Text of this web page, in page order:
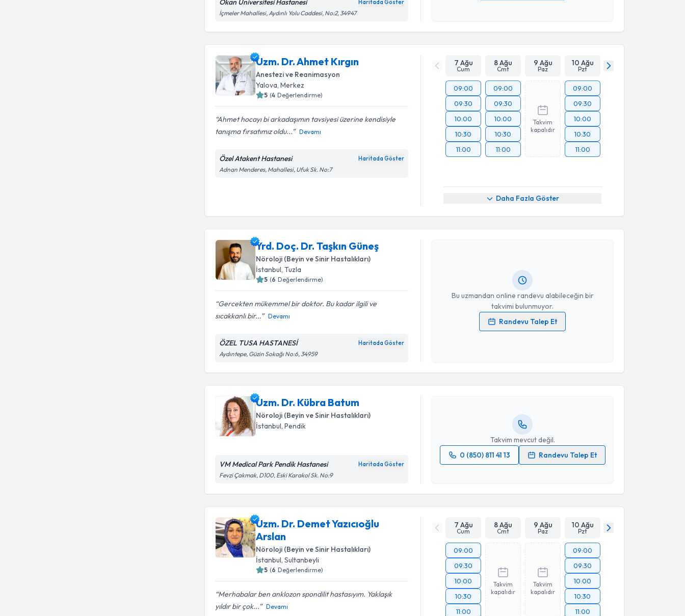
Okan Üniversitesi Hastanesi Haritada Göster
İçmeler Mahallesi, Aydınlı Yolu Caddesi, No:2, 34947
Uzm. Dr. Ahmet Kırgın
Anestezi ve Reanimasyon
Yalova, Merkez
5 (4 Değerlendirme)
Ahmet hocayı bi arkadaşımın tavsiyesi üzerine kendisiyle
tanışma fırsatımız oldu...
Devamı
Özel Atakent Hastanesi Haritada Göster
Adnan Menderes, Mahallesi, Ufuk Sk. No:7
7 Ağu
Cum
8 Ağu
Cmt
9 Ağu
Paz
10 Ağu
Pzt
09:00
09:30
10:00
10:30
11:00
09:00
09:30
10:00
10:30
11:00
Takvim
kapalıdır
09:00
09:30
10:00
10:30
11:00
Daha Fazla Göster
Yrd. Doç. Dr. Taşkın Güneş
Nöroloji (Beyin ve Sinir Hastalıkları)
İstanbul , Tuzla
5 (6 Değerlendirme)
Gercekten mükemmel bir doktor. Bu kadar ilgili ve
sıcakkanlı bir...
Devamı
ÖZEL TUSA HASTANESİ Haritada Göster
Aydıntepe, Güzin Sokağı No:6, 34959
Bu uzmandan online randevu alabileceğin bir
takvimi bulunmuyor.
Randevu Talep Et
Randevu Takvimi Talebi
Yrd. Doç. Dr. Taşkın Güneş
Kişisel verilerimin işlenmesine ilişkinAydınlatma Metni
Takvim Talebini Gönder
Uzm. Dr. Kübra Batum
Nöroloji (Beyin ve Sinir Hastalıkları)
İstanbul , Pendik
VM Medical Park Pendik Hastanesi Haritada Göster
Fevzi Çakmak, D100, Eski Karakol Sk. No:9
Takvim mevcut değil.
0 (850) 811 41 13
Randevu Talep Et
Takvim Talebini Gönder
Uzm. Dr. Demet Yazıcıoğlu
Arslan
Nöroloji (Beyin ve Sinir Hastalıkları)
İstanbul , Sultanbeyli
5 (6 Değerlendirme)
Merhabalar ben anklozon spondilit hastasıyım. Yaklaşık
yıldır bir çok...
Devamı
7 Ağu
Cum
8 Ağu
Cmt
9 Ağu
Paz
10 Ağu
Pzt
09:00
09:30
10:00
10:30
11:00
Takvim
kapalıdır
Takvim
kapalıdır
09:00
09:30
10:00
10:30
11:00